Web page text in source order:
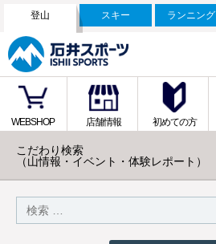
登山 スキー ランニング
WEBSHOP 店舗情報 初めての方
こだわり検索
（山情報・イベント・体験レポート）